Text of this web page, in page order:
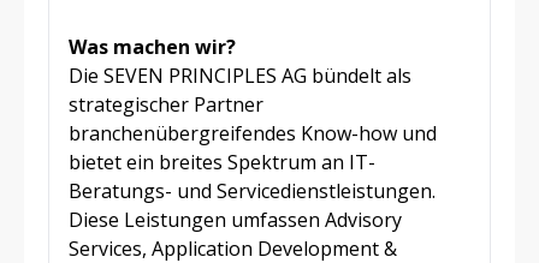
Was machen wir?
Die SEVEN PRINCIPLES AG bündelt als
strategischer Partner
branchenübergreifendes Know-how und
bietet ein breites Spektrum an IT-
Beratungs- und Servicedienstleistungen.
Diese Leistungen umfassen Advisory
Services, Application Development &